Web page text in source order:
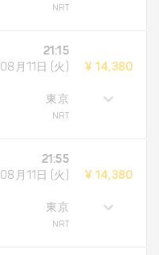
NRT
21:15
08月11日 (火)
東京
NRT
¥ 14,380
21:55
08月11日 (火)
東京
NRT
¥ 14,380